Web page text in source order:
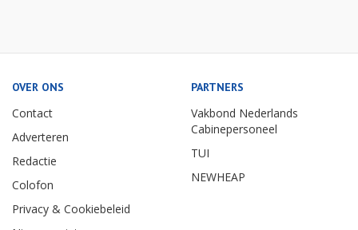
OVER ONS
Contact
Adverteren
Redactie
Colofon
Privacy & Cookiebeleid
PARTNERS
Vakbond Nederlands
Cabinepersoneel
TUI
NEWHEAP